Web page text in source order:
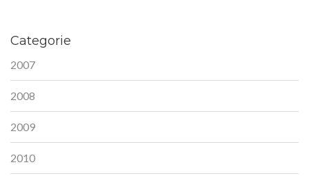
Categorie
2007
2008
2009
2010